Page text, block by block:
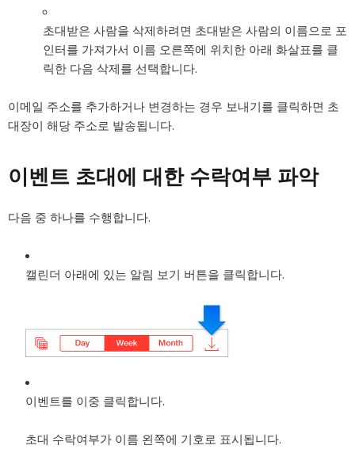
초대받은 사람을 삭제하려면 초대받은 사람의 이름으로 포
인터를 가져가서 이름 오른쪽에 위치한 아래 화살표를 클
릭한 다음 삭제를 선택합니다.
이메일 주소를 추가하거나 변경하는 경우 보내기를 클릭하면 초
대장이 해당 주소로 발송됩니다.
이벤트 초대에 대한 수락여부 파악
다음 중 하나를 수행합니다.
캘린더 아래에 있는 알림 보기 버튼을 클릭합니다.
이벤트를 이중 클릭합니다.
초대 수락여부가 이름 왼쪽에 기호로 표시됩니다.